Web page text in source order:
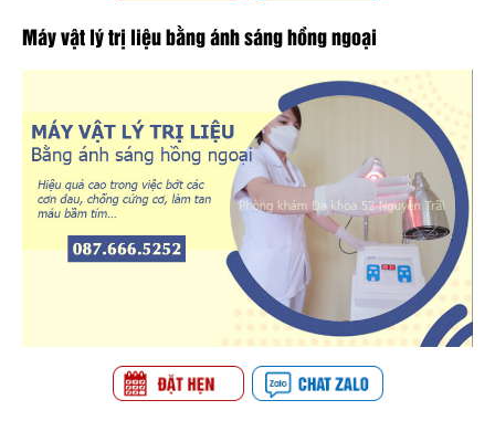
Máy vật lý trị liệu bằng ánh sáng hồng ngoại